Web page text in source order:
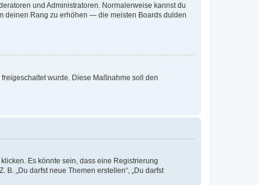
und Administratoren. Normalerweise kannst du
deinen Rang zu erhöhen — die meisten Boards dulden
wurde. Diese Maßnahme soll den
Es könnte sein, dass eine Registrierung
„Du darfst neue Themen erstellen“, „Du darfst